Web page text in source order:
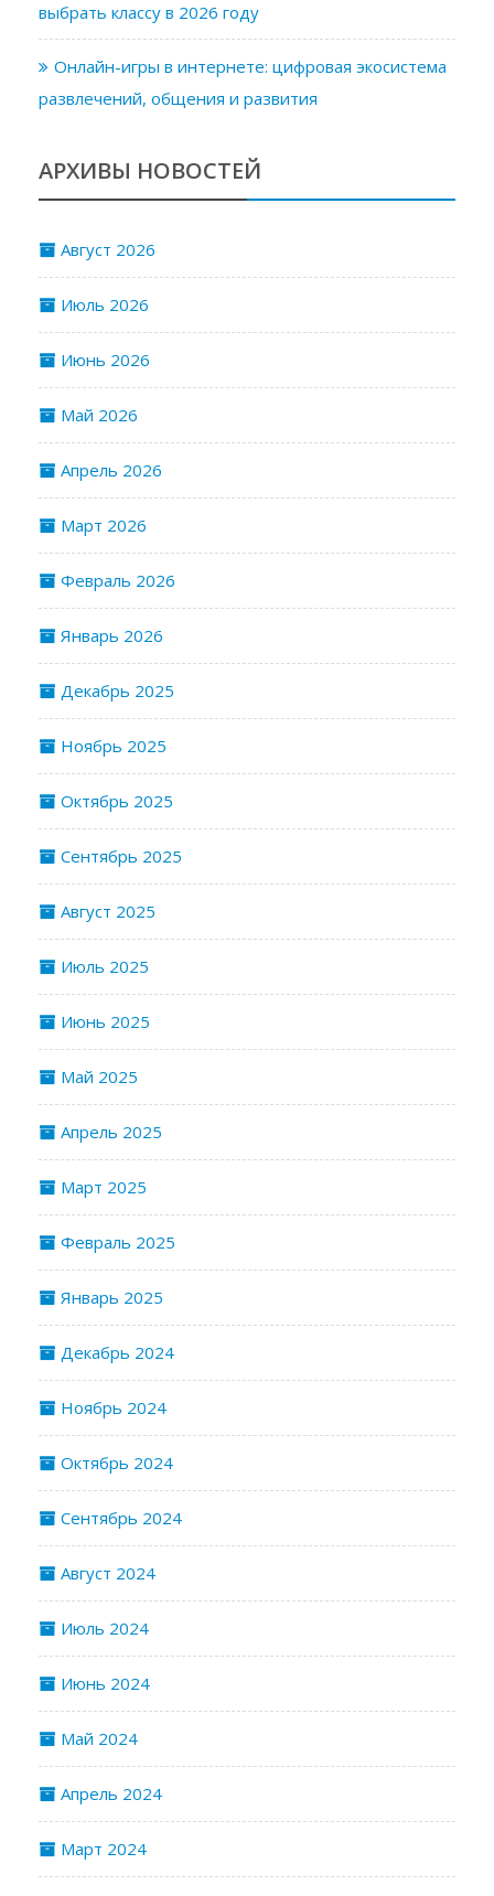
выбрать классу в 2026 году
Онлайн-игры в интернете: цифровая экосистема
развлечений, общения и развития
АРХИВЫ НОВОСТЕЙ
Август 2026
Июль 2026
Июнь 2026
Май 2026
Апрель 2026
Март 2026
Февраль 2026
Январь 2026
Декабрь 2025
Ноябрь 2025
Октябрь 2025
Сентябрь 2025
Август 2025
Июль 2025
Июнь 2025
Май 2025
Апрель 2025
Март 2025
Февраль 2025
Январь 2025
Декабрь 2024
Ноябрь 2024
Октябрь 2024
Сентябрь 2024
Август 2024
Июль 2024
Июнь 2024
Май 2024
Апрель 2024
Март 2024